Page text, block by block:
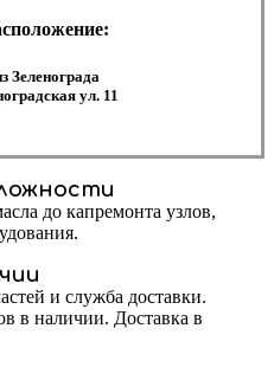
Зеленограда
ул. 11
до капремонта узлов,
и служба доставки.
в наличии. Доставка в